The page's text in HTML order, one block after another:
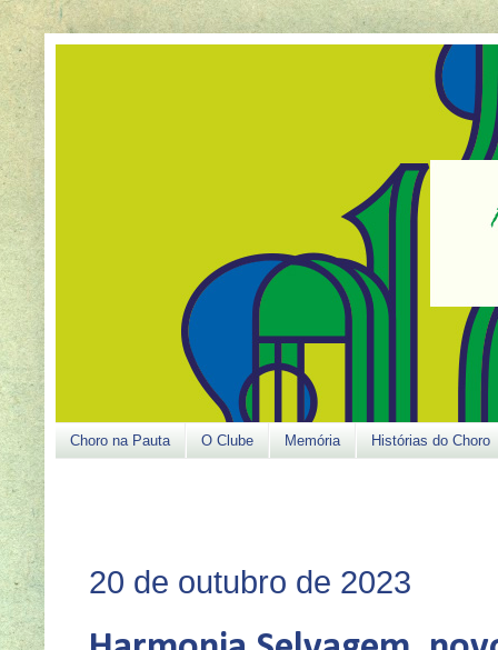
Choro na Pauta O Clube Memória Histórias do Choro
20 de outubro de 2023